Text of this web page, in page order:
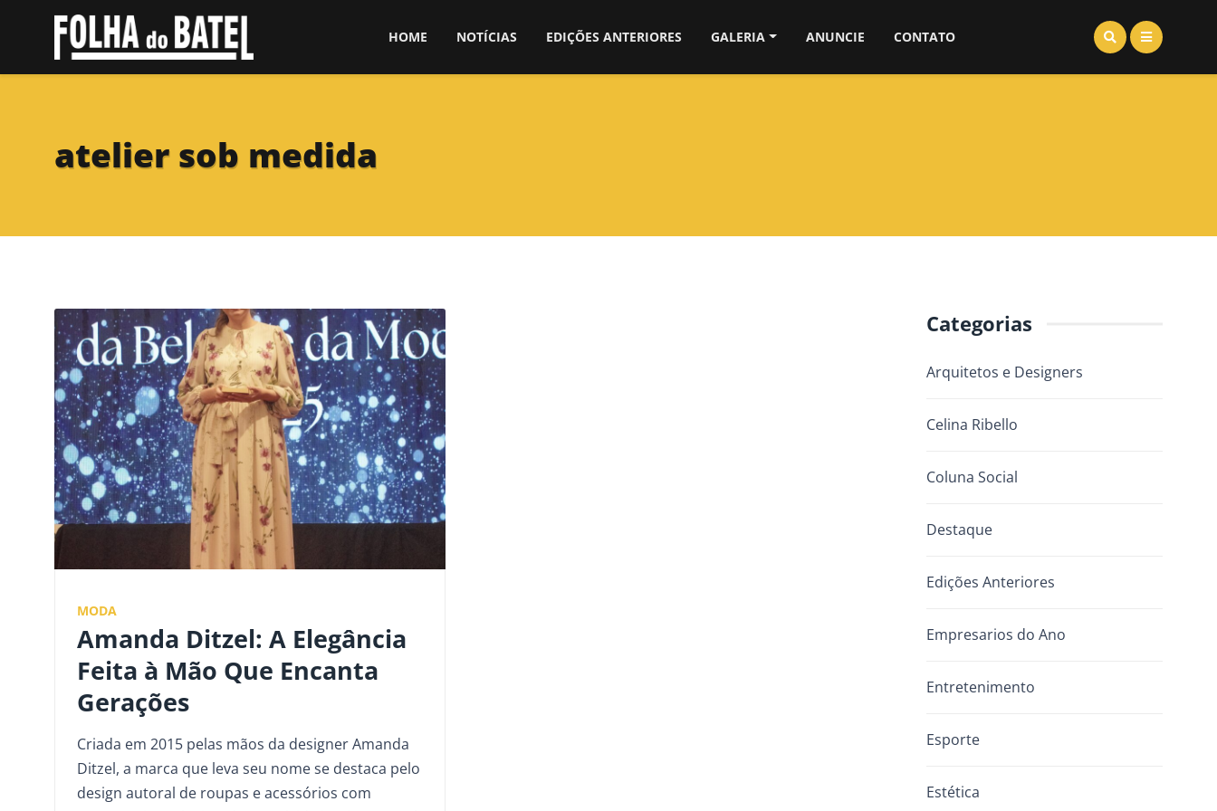
HOME NOTÍCIAS EDIÇÕES ANTERIORES GALERIA ANUNCIE CONTATO
atelier sob medida
MODA
Amanda Ditzel: A Elegância
Feita à Mão Que Encanta
Gerações
Criada em 2015 pelas mãos da designer Amanda
Ditzel, a marca que leva seu nome se destaca pelo
design autoral de roupas e acessórios com
Categorias
Arquitetos e Designers
Celina Ribello
Coluna Social
Destaque
Edições Anteriores
Empresarios do Ano
Entretenimento
Esporte
Estética